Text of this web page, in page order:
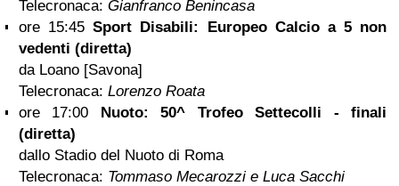
Telecronaca: Gianfranco Benincasa
ore 15:45Sport Disabili: Europeo Calcio a 5 non
vedenti (diretta)
da Loano [Savona]
Telecronaca: Lorenzo Roata
ore 17:00 Nuoto: 50^ Trofeo Settecolli - finali
(diretta)
dallo Stadio del Nuoto di Roma
Telecronaca: Tommaso Mecarozzi e Luca Sacchi